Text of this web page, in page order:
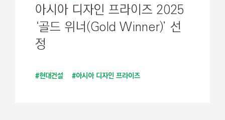
아시아 디자인 프라이즈 2025
‘골드 위너(Gold Winner)’ 선
정
#현대건설 #아시아 디자인 프라이즈